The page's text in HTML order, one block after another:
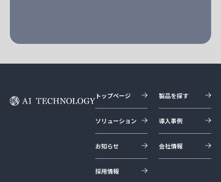
トップページ 製品を探す
ソリューション 導入事例
お知らせ 会社情報
採用情報